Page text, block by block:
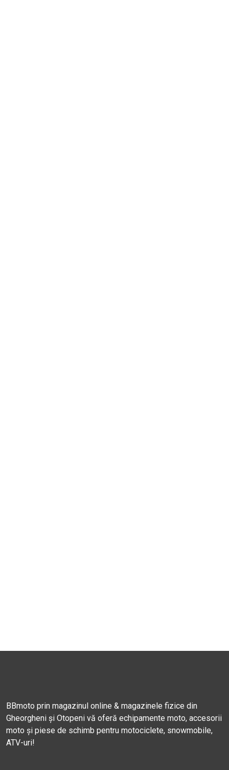
BBmoto prin magazinul online & magazinele fizice din
Gheorgheni și Otopeni vă oferă echipamente moto, accesorii
moto și piese de schimb pentru motociclete, snowmobile,
ATV-uri!